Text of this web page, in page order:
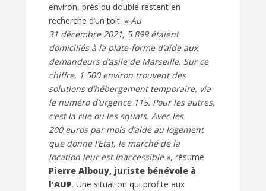
environ, près du double restent en
recherche d’un toit. « Au
31 décembre 2021, 5 899 étaient
domiciliés à la plate-forme d’aide aux
demandeurs d’asile de Marseille. Sur ce
chiffre, 1 500 environ trouvent des
solutions d’hébergement temporaire, via
le numéro d’urgence 115. Pour les autres,
c’est la rue ou les squats. Avec les
200 euros par mois d’aide au logement
que donne l’Etat, le marché de la
location leur est inaccessible », résume
Pierre Albouy, juriste bénévole à
l’AUP. Une situation qui profite aux